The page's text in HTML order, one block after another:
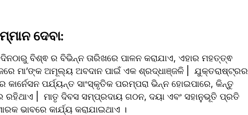
ଦେବା:
ବିଶ୍ଵ ର ବିଭିନ୍ନ ତାରିଖରେ ପାଳନ କରାଯାଏ, ଏହାର ମହତ୍ତ୍ଵ
ମା’ଙ୍କ ଅମୂଲ୍ୟ ଅବଦାନ ପାଇଁ ଏକ ଶ୍ରଦ୍ଧାଞ୍ଜଳି |  ଯୁକ୍ତରାଷ୍ଟ୍ରର
କାର୍ନେସନ ପର୍ଯ୍ୟନ୍ତ ସାଂସ୍କୃତିକ ପରମ୍ପରା ଭିନ୍ନ ହୋଇପାରେ, କିନ୍ତୁ
ରହିଥାଏ |  ମାତୃ ଦିବସ ସମ୍ପ୍ରଦାୟ ଗଠନ, ଦୟା ଏବଂ ସହାନୁଭୂତି ପ୍ରତି
ଭାବରେ କାର୍ଯ୍ୟ କରାଯାଇଥାଏ ।